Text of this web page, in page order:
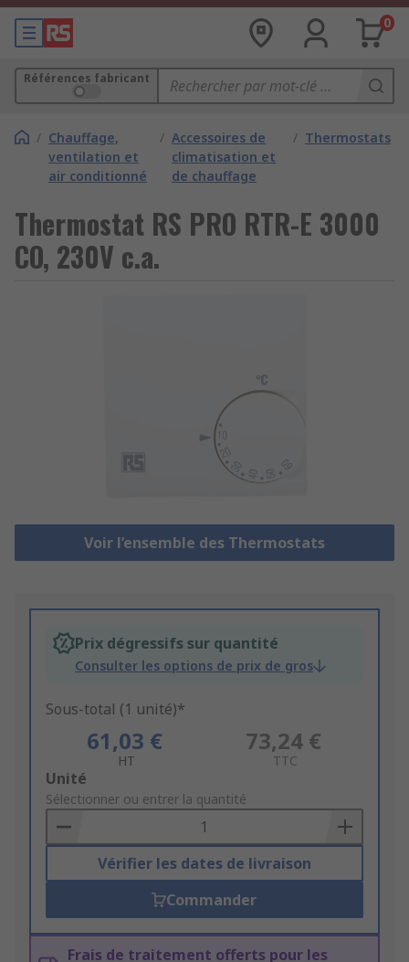
0
Références fabricant
/ Chauffage,
ventilation et
air conditionné
/ Accessoires de
climatisation et
de chauffage
/ Thermostats
Thermostat RS PRO RTR-E 3000
CO, 230V c.a.
Voir l’ensemble des Thermostats
Prix dégressifs sur quantité
Consulter les options de prix de gros
Sous-total (1 unité)*
61,03 €
HT
73,24 €
TTC
Add
to
Basket
Unité
Sélectionner ou entrer la quantité
Vérifier les dates de livraison
Commander
Frais de traitement offerts pour les